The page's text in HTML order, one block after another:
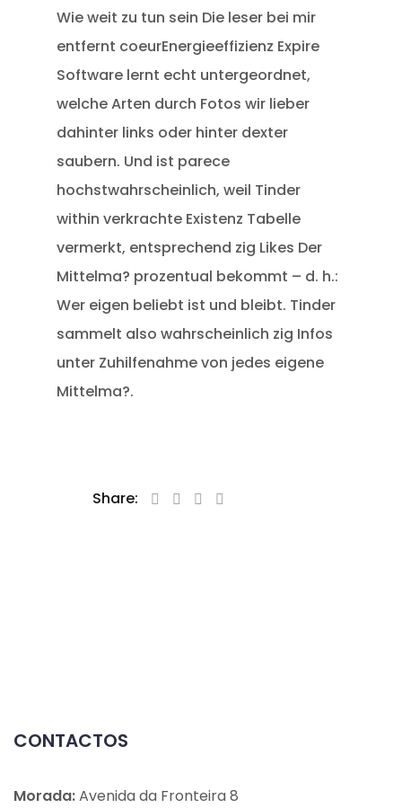
Wie weit zu tun sein Die leser bei mir
entfernt coeurEnergieeffizienz Expire
Software lernt echt untergeordnet,
welche Arten durch Fotos wir lieber
dahinter links oder hinter dexter
saubern. Und ist parece
hochstwahrscheinlich, weil Tinder
within verkrachte Existenz Tabelle
vermerkt, entsprechend zig Likes Der
Mittelma? prozentual bekommt – d. h.:
Wer eigen beliebt ist und bleibt. Tinder
sammelt also wahrscheinlich zig Infos
unter Zuhilfenahme von jedes eigene
Mittelma?.
Share:
CONTACTOS
Morada:Avenida da Fronteira 8